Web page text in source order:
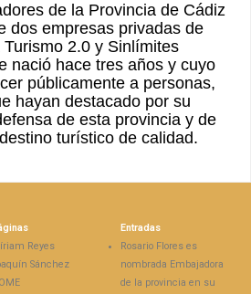
de la Provincia de Cádiz
dos empresas privadas de
2.0 y Sinlímites
nació hace tres años y cuyo
públicamente a personas,
hayan destacado por su
de esta provincia y de
turístico de calidad.
Reyes
Sánchez
Entradas
Rosario Flores es
nombrada Embajadora
de la provincia en su